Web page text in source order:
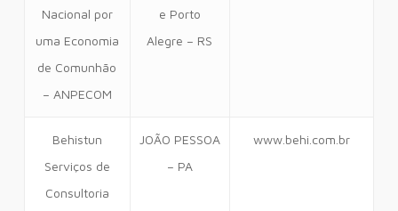
Nacional por
uma Economia
de Comunhão
– ANPECOM
e Porto
Alegre – RS
Behistun
Serviços de
Consultoria
JOÃO PESSOA
– PA
www.behi.com.br